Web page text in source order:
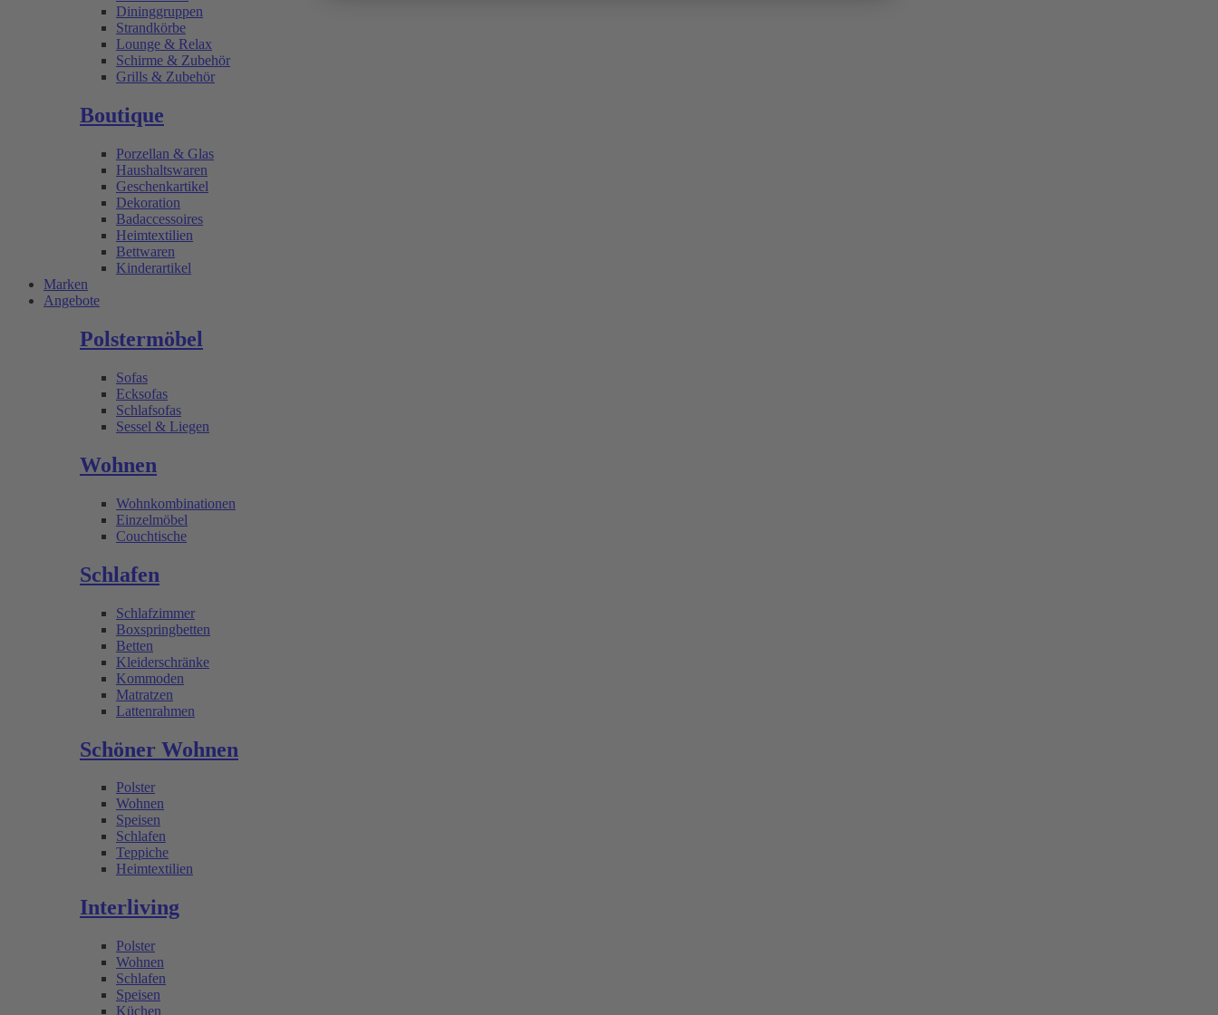
Dininggruppen
Strandkörbe
Lounge & Relax
Schirme & Zubehör
Grills & Zubehör
Boutique
Porzellan & Glas
Haushaltswaren
Geschenkartikel
Dekoration
Badaccessoires
Heimtextilien
Bettwaren
Kinderartikel
Marken
Angebote
Polstermöbel
Sofas
Ecksofas
Schlafsofas
Sessel & Liegen
Wohnen
Wohnkombinationen
Einzelmöbel
Couchtische
Schlafen
Schlafzimmer
Boxspringbetten
Betten
Kleiderschränke
Kommoden
Matratzen
Lattenrahmen
Schöner Wohnen
Polster
Wohnen
Speisen
Schlafen
Teppiche
Heimtextilien
Interliving
Polster
Wohnen
Schlafen
Speisen
Küchen